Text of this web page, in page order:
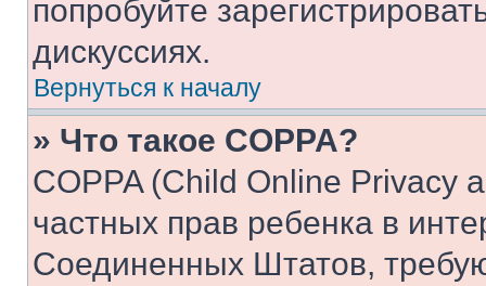
попробуйте
дискуссиях.
Вернуться к началу
» Что такое COPPA?
COPPA (Child Online Privacy
частных прав ребенка в
Соединенных Штатов,